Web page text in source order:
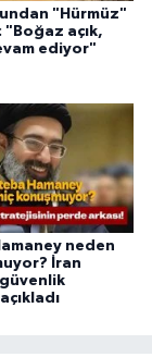
"Hürmüz"
"Boğaz açık,
ediyor"
neden
İran
güvenlik